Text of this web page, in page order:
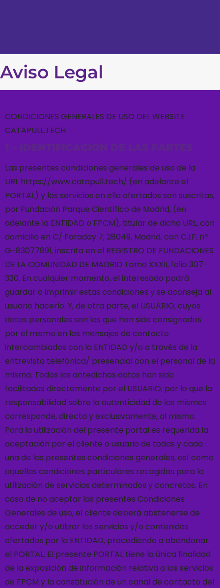
Aviso Legal
CONDICIONES GENERALES DE USO DEL WEBSITE
CATAPULL.TECH
1 – IDENTIFICACIÓN DE LAS PARTES
Las presentes condiciones generales de uso de la
URL https://www.catapull.tech/ (en adelante el
PORTAL) y los servicios en ella ofertados son suscritas,
por Fundación Parque Científico de Madrid, (en
adelante la ENTIDAD o FPCM), titular de dicha URL, con
domicilio en C/ Faraday 7; 28049, Madrid, con C.I.F. nº
G-83077891, inscrita en el REGISTRO DE FUNDACIONES
DE LA COMUNIDAD DE MADRID Tomo XXXII, folio 307-
330. En cualquier momento, el interesado podrá
guardar o imprimir estas condiciones y se aconseja al
usuario hacerlo. Y, de otra parte, el USUARIO, cuyos
datos personales son los que han sido consignados
por el mismo en los mensajes de contacto
intercambiados con la ENTIDAD y/o a través de la
entrevista telefónica/ presencial con el personal de la
misma. Todos los antedichos datos han sido
facilitados directamente por el USUARIO, por lo que la
responsabilidad sobre la autenticidad de los mismos
corresponde, directa y exclusivamente, al mismo.
Para la utilización del presente portal es requerida la
aceptación por el cliente o usuario de todas y cada
una de las presentes condiciones generales, así como
aquellas condiciones particulares recogidas para la
utilización de servicios determinados y concretos. En
caso de no aceptar las presentes Condiciones
Generales de uso, el cliente deberá abstenerse de
acceder y/o utilizar los servicios y/o contenidos
ofertados por la ENTIDAD, procediendo a abandonar
el PORTAL. El presente PORTAL tiene la única finalidad
de la exposición de información relativa a los servicios
de FPCM y la constitución de un canal de contacto del